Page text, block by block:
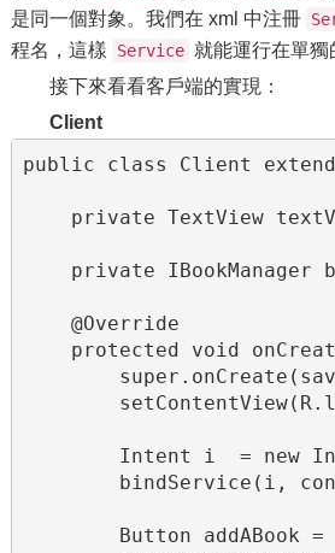
是同一個對象。我們在 xml 中注冊
程名，這樣
Service 就能運行在單獨
接下來看看客戶端的實現：
Client
public class Client
private TextView
private IBookManager
    @Override
protected void
Intent i  = new
bindService(i,
Button addABook